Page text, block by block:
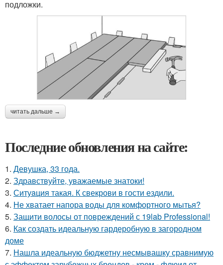
подложки.
читать дальше →
Последние обновления на сайте:
1. Девушка, 33 года.
2. Здравствуйте, уважаемые знатоки!
3. Ситуaция такая. К свекрови в гости ездили.
4. Не хватает напора воды для комфортного мытья?
5. Защити волосы от повреждений с 19lab Professional!
6. Как создать идеальную гардеробную в загородном
доме
7. Нашла идеальную бюджетну несмывашку сравнимую